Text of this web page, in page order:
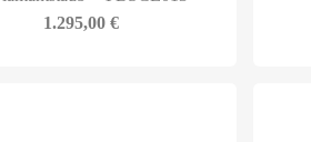
1.295,00€